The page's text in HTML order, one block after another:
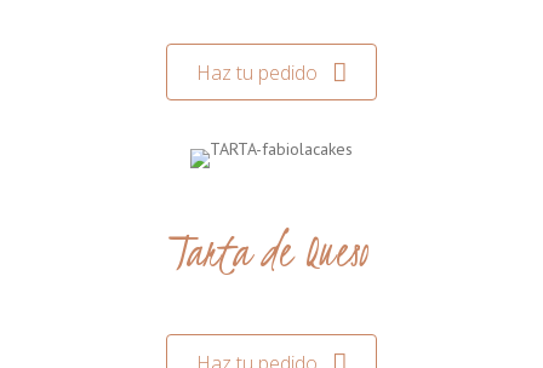
Haz tu pedido
Tarta de Queso